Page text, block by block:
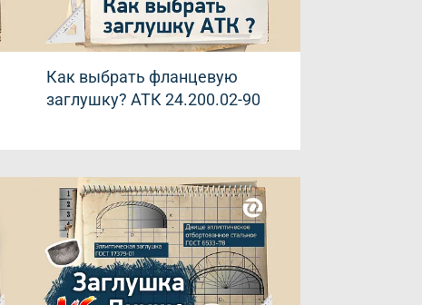
Как выбрать фланцевую
заглушку? АТК 24.200.02-90